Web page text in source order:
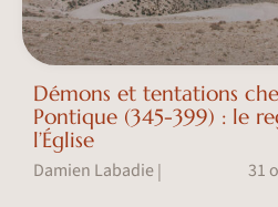
Démons et tentations
Pontique (345-399) : le
l’Église
Damien Labadie| 31